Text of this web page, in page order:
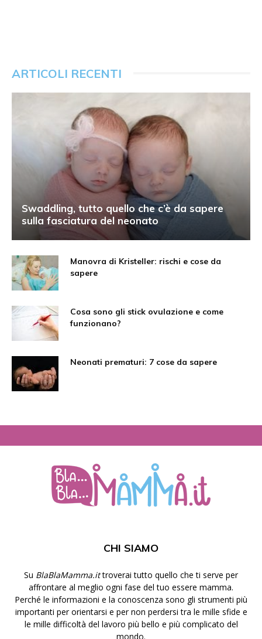
ARTICOLI RECENTI
Swaddling, tutto quello che c’è da sapere
sulla fasciatura del neonato
Manovra di Kristeller: rischi e cose da
sapere
Cosa sono gli stick ovulazione e come
funzionano?
Neonati prematuri: 7 cose da sapere
CHI SIAMO
Su BlaBlaMamma.ittroverai tutto quello che ti serve per
affrontare al meglio ogni fase del tuo essere mamma.
Perché le informazioni e la conoscenza sono gli strumenti più
importanti per orientarsi e per non perdersi tra le mille sfide e
le mille difficoltà del lavoro più bello e più complicato del
mondo.